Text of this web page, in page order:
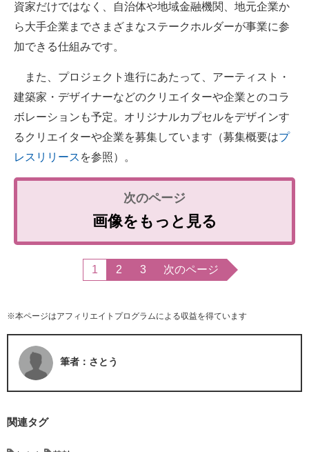
資家だけではなく、自治体や地域金融機関、地元企業か
ら大手企業までさまざまなステークホルダーが事業に参
加できる仕組みです。
また、プロジェクト進行にあたって、アーティスト・
建築家・デザイナーなどのクリエイターや企業とのコラ
ボレーションも予定。オリジナルカプセルをデザインす
るクリエイターや企業を募集しています（募集概要はプ
レスリリース を参照）。
画像をもっと見る
1 2 3 次のページ
※本ページはアフィリエイトプログラムによる収益を得ています
筆者：さとう
関連タグ